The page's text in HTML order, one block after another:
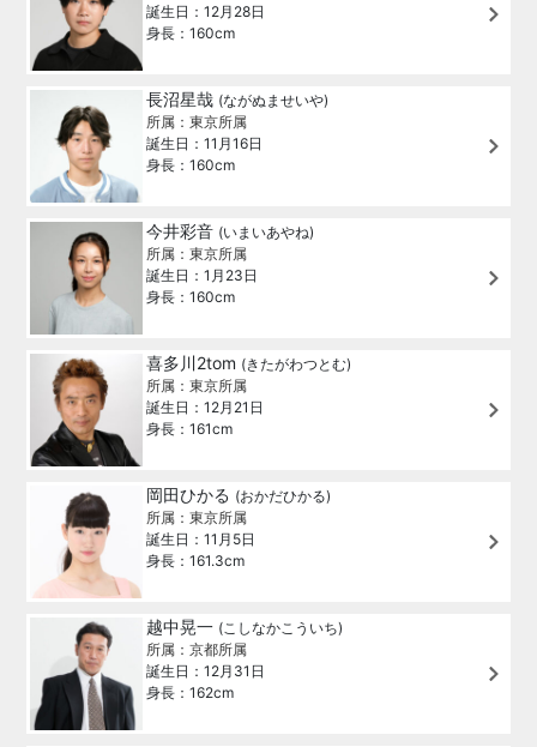
誕生日：12月28日
身長：160cm
長沼星哉 (ながぬませいや)
所属：東京所属
誕生日：11月16日
身長：160cm
今井彩音 (いまいあやね)
所属：東京所属
誕生日：1月23日
身長：160cm
喜多川2tom (きたがわつとむ)
所属：東京所属
誕生日：12月21日
身長：161cm
岡田ひかる (おかだひかる)
所属：東京所属
誕生日：11月5日
身長：161.3cm
越中晃一 (こしなかこういち)
所属：京都所属
誕生日：12月31日
身長：162cm